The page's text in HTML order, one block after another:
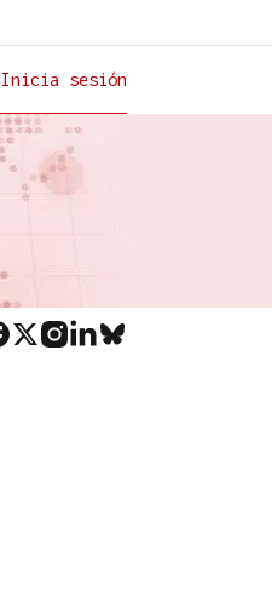
Inicia sesión